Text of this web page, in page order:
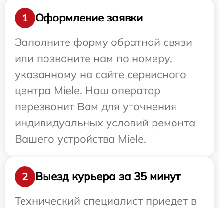
1
Оформление заявки
Заполните форму обратной связи
или позвоните нам по номеру,
указанному на сайте сервисного
центра Miele. Наш оператор
перезвонит Вам для уточнения
индивидуальных условий ремонта
Вашего устройства Miele.
2
Выезд курьера за 35 минут
Технический специалист приедет в